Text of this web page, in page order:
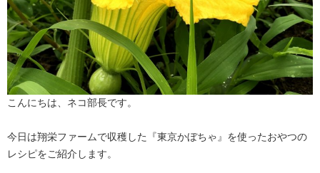
こんにちは、ネコ部長です。
今日は翔栄ファームで収穫した『東京かぼちゃ』を使ったおやつの
レシピをご紹介します。